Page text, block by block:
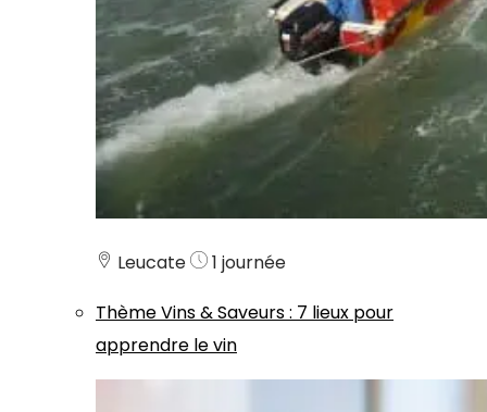
Leucate
1 journée
ThèmeVins & Saveurs: 7 lieux pour
apprendre le vin